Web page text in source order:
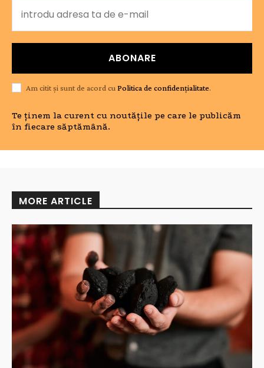
ABONARE
Am citit și sunt de acord cu Politica de confidențialitate.
Te ținem la curent cu noutățile pe care le publicăm
în fiecare săptămână.
MORE ARTICLE